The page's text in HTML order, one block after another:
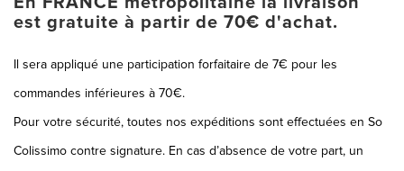
MONTRES
SWAROVSKI
BONNES AFFAIRES
CARTES CADEAUX
est gratuite à partir de 70€ d'achat.
Il sera appliqué une participation forfaitaire de 7€ pour les
commandes inférieures à 70€.
Pour votre sécurité, toutes nos expéditions sont effectuées en So
Colissimo contre signature. En cas d’absence de votre part, un